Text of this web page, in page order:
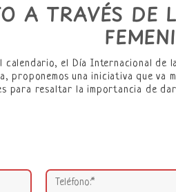
A TRAVÉS DE
calendario, el Día Internacional
proponemos una iniciativa que
para resaltar la importancia de